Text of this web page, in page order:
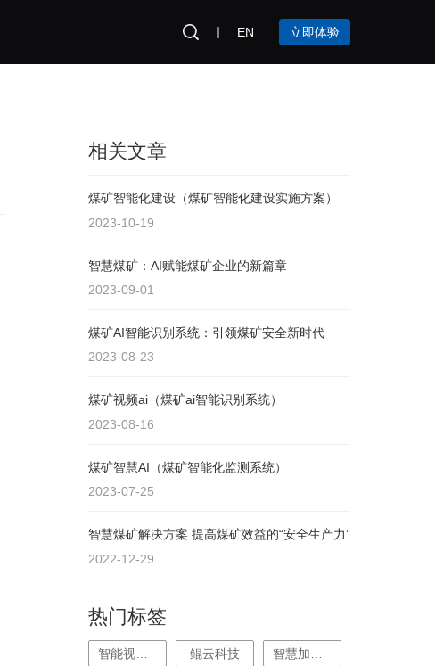
EN 立即体验
相关文章
煤矿智能化建设（煤矿智能化建设实施方案）
2023-10-19
智慧煤矿：AI赋能煤矿企业的新篇章
2023-09-01
煤矿AI智能识别系统：引领煤矿安全新时代
2023-08-23
煤矿视频ai（煤矿ai智能识别系统）
2023-08-16
煤矿智慧AI（煤矿智能化监测系统）
2023-07-25
智慧煤矿解决方案 提高煤矿效益的“安全生产力”
2022-12-29
热门标签
鲲云科技